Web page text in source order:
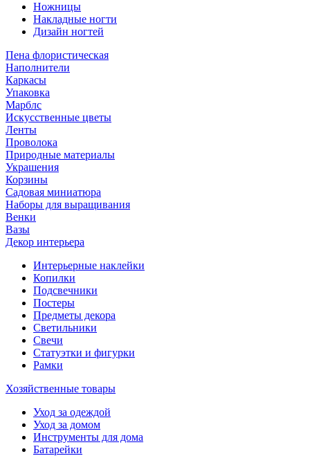
Ножницы
Накладные ногти
Дизайн ногтей
Пена флористическая
Наполнители
Каркасы
Упаковка
Марблс
Искусственные цветы
Ленты
Проволока
Природные материалы
Украшения
Корзины
Садовая миниатюра
Наборы для выращивания
Венки
Вазы
Декор интерьера
Интерьерные наклейки
Копилки
Подсвечники
Постеры
Предметы декора
Светильники
Свечи
Статуэтки и фигурки
Рамки
Хозяйственные товары
Уход за одеждой
Уход за домом
Инструменты для дома
Батарейки